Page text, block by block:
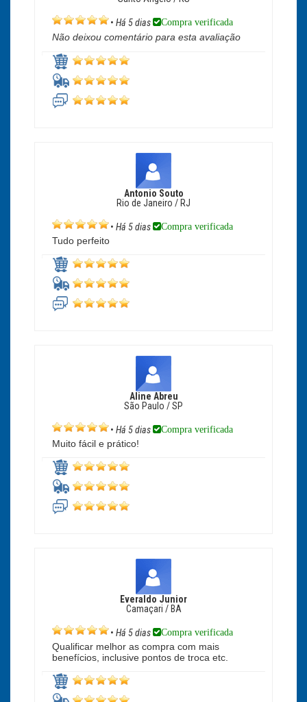
• Há 5 dias Compra verificada
Não deixou comentário para esta avaliação
Antonio Souto
Rio de Janeiro / RJ
• Há 5 dias Compra verificada
Tudo perfeito
Aline Abreu
São Paulo / SP
• Há 5 dias Compra verificada
Muito fácil e prático!
Everaldo Junior
Camaçari / BA
• Há 5 dias Compra verificada
Qualificar melhor as compra com mais
benefícios, inclusive pontos de troca etc.